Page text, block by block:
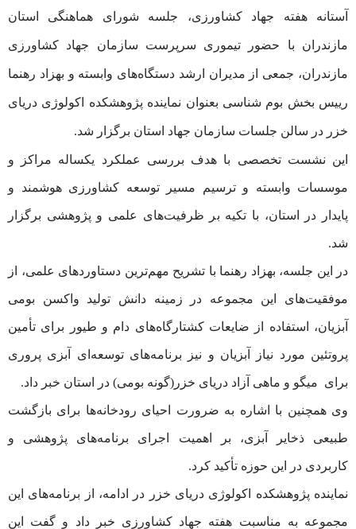
آستانه هفته جهاد کشاورزی، جلسه شورای هماهنگی استان
مازندران با حضور تیموری سرپرست سازمان جهاد کشاورزی
مازندران، جمعی از مدیران ارشد دستگاه‌های وابسته و بهزاد رهنما
رییس بخش بوم شناسی بعنوان نماینده پژوهشکده اکولوژی دریای
خزر در سالن جلسات سازمان جهاد استان برگزار شد.
این نشست تخصصی با هدف بررسی عملکرد یکساله مراکز و
موسسات وابسته و ترسیم مسیر توسعه کشاورزی هوشمند و
پایدار در استان، با تکیه بر ظرفیت‌های علمی و پژوهشی برگزار
شد.
در این جلسه، بهزاد رهنما با تشریح مهم‌ترین دستاوردهای علمی، از
موفقیت‌های این مجموعه در زمینه دانش تولید واکسن بومی
آبزیان، استفاده از ضایعات کشتارگاه‌های دام و طیور برای تأمین
پروتئین مورد نیاز آبزیان و نیز برنامه‌های توسعه‌ای آبزی پروری
برای میگو و ماهی آزاد دریای خزر(گونه بومی) در استان خبر داد.
وی همچنین با اشاره به ضرورت احیای رودخانه‌ها برای بازگشت
طبیعی ذخایر آبزی، بر اهمیت اجرای برنامه‌های پژوهشی و
کاربردی در این حوزه تأکید کرد.
نماینده پژوهشکده اکولوژی دریای خزر در ادامه، از برنامه‌های این
مجموعه به مناسبت هفته جهاد کشاورزی خبر داد و گفت این